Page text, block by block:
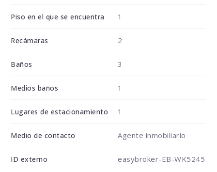
Piso en el que se encuentra 1
Recámaras 2
Baños 3
Medios baños 1
Lugares de estacionamiento 1
Medio de contacto Agente inmobiliario
ID externo easybroker-EB-WK5245